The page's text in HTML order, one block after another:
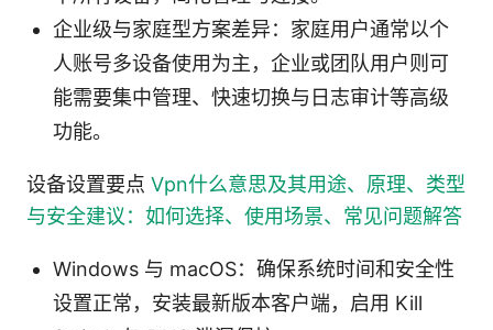
企业级与家庭型方案差异：家庭用户通常以个
人账号多设备使用为主，企业或团队用户则可
能需要集中管理、快速切换与日志审计等高级
功能。
设备设置要点 Vpn什么意思及其用途、原理、类型
与安全建议：如何选择、使用场景、常见问题解答
Windows 与 macOS：确保系统时间和安全性
设置正常，安装最新版本客户端，启用 Kill